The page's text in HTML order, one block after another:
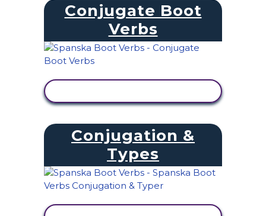
Conjugate Boot
Verbs
Conjugation &
Types